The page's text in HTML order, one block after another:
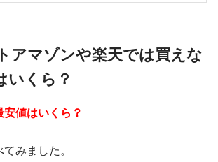
アマゾンや楽天では買えな
いくら？
値はいくら？
みました。